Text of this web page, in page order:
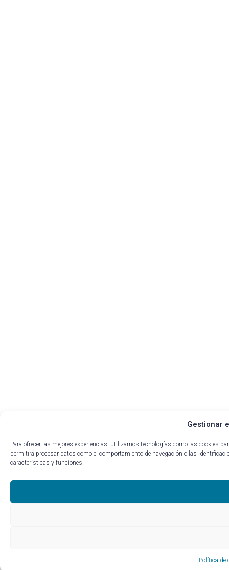
Gestionar
Para ofrecer las mejores experiencias, utilizamos tecnologías como las cookies
permitirá procesar datos como el comportamiento de navegación o las
características y funciones.
Política de